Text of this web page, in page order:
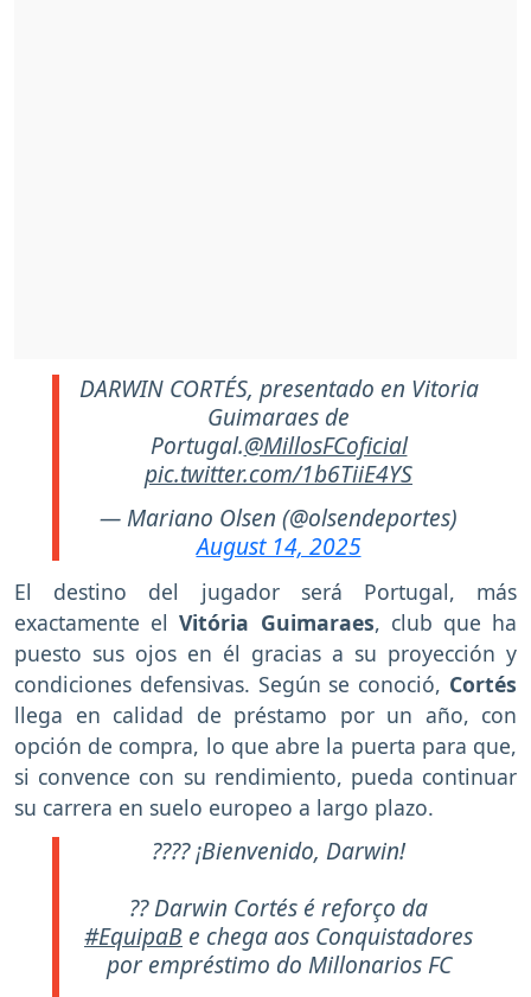
DARWIN CORTÉS, presentado en Vitoria
Guimaraes de
Portugal.@MillosFCoficial
pic.twitter.com/1b6TiiE4YS
— Mariano Olsen (@olsendeportes)
August 14, 2025
El destino del jugador será Portugal, más
exactamente elVitória Guimaraes, club que ha
puesto sus ojos en él gracias a su proyección y
condiciones defensivas. Según se conoció, Cortés
llega en calidad de préstamo por un año, con
opción de compra, lo que abre la puerta para que,
si convence con su rendimiento, pueda continuar
su carrera en suelo europeo a largo plazo.
???? ¡Bienvenido, Darwin!
?? Darwin Cortés é reforço da
#EquipaB e chega aos Conquistadores
por empréstimo do Millonarios FC